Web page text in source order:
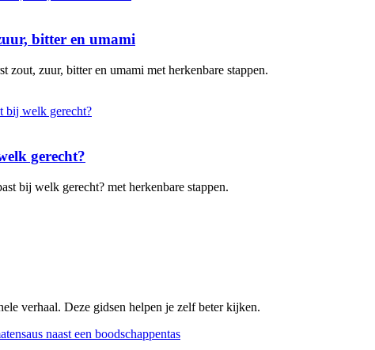
bitter en umami
zout, zuur, bitter en umami met herkenbare stappen.
gerecht?
bij welk gerecht? met herkenbare stappen.
verhaal. Deze gidsen helpen je zelf beter kijken.